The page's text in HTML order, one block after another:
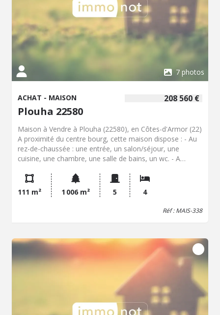
à vendre à Plouha.
7 photos
208 560 €
ACHAT - MAISON
Plouha 22580
Maison à Vendre à Plouha (22580), en Côtes-d'Armor (22)
A proximité du centre bourg, cette maison dispose : - Au
rez-de-chaussée : une entrée, un salon/séjour, une
cuisine, une chambre, une salle de bains, un wc. - A
d'eau avec wc. - Un garage attenant la maison, un terrain
et un garage. A noter que les photos ne représentent pas
la situation extérieure et intérieure actuelle. Plouha est
une commune située sur la côte nord de la Bretagne,
d'intérêt, notamment des plages, des sites naturels et des
sentiers balisés permettant de découvrir la région. Les
commodités essentielles telles que les commerces, les
écoles et les services de santé sont accessibles
facilement. Le prix de vente de cette maison est fixé à
220 000 euros. Contactez notre office notarial pour
obtenir de plus amples renseignements sur cette maison
à vendre à Plouha.
111 m² 1 006 m² 5 4
Réf : MAIS-338